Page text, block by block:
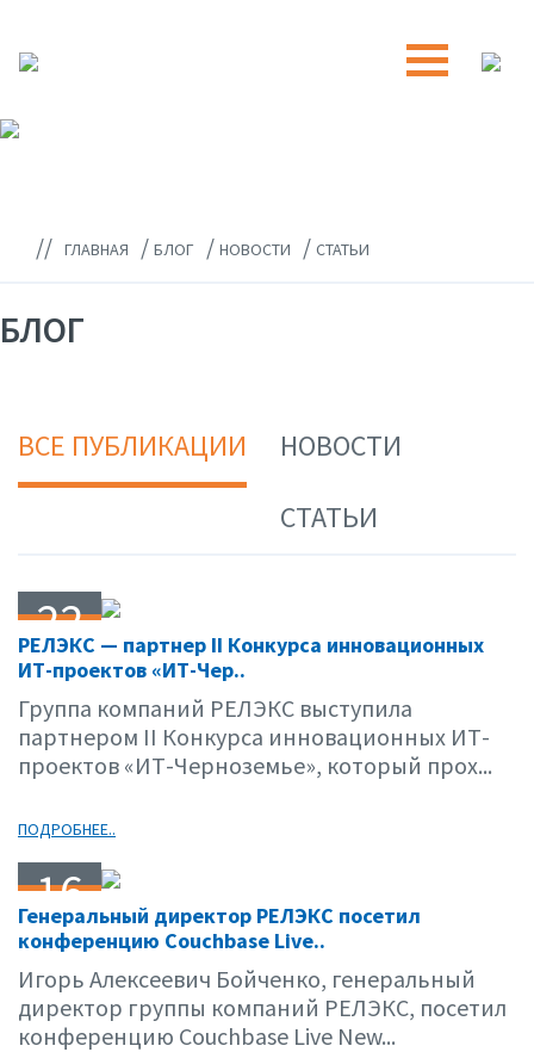
// ГЛАВНАЯ / БЛОГ / НОВОСТИ / СТАТЬИ
БЛОГ
ВСЕ ПУБЛИКАЦИИ
НОВОСТИ
СТАТЬИ
22
10.15
РЕЛЭКС — партнер II Конкурса инновационных
ИТ-проектов «ИТ-Чер..
Группа компаний РЕЛЭКС выступила
партнером II Конкурса инновационных ИТ-
проектов «ИТ-Черноземье», который прох...
ПОДРОБНЕЕ..
16
10.15
Генеральный директор РЕЛЭКС посетил
конференцию Couchbase Live..
Игорь Алексеевич Бойченко, генеральный
директор группы компаний РЕЛЭКС, посетил
конференцию Couchbase Live New...